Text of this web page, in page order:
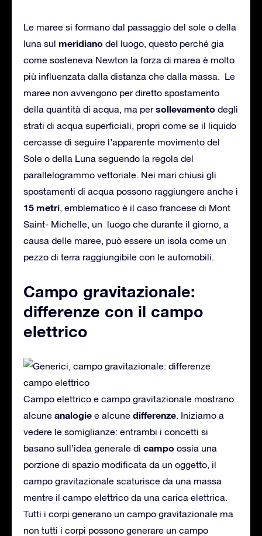
Le maree si formano dal passaggio del sole o della
luna sul meridiano del luogo, questo perché gia
come sosteneva Newton la forza di marea è molto
più influenzata dalla distanza che dalla massa. Le
maree non avvengono per diretto spostamento
della quantità di acqua, ma persollevamento degli
strati di acqua superficiali, propri come se il liquido
cercasse di seguire l’apparente movimento del
Sole o della Luna seguendo la regola del
parallelogrammo vettoriale. Nei mari chiusi gli
spostamenti di acqua possono raggiungere anche i
15 metri, emblematico è il caso francese di Mont
Saint- Michelle, un luogo che durante il giorno, a
causa delle maree, può essere un isola come un
pezzo di terra raggiungibile con le automobili.
Campo gravitazionale:
differenze con il campo
elettrico
Campo elettrico e campo gravitazionale mostrano
alcune analogie e alcune differenze. Iniziamo a
vedere le somiglianze: entrambi i concetti si
basano sull’idea generale di campo ossia una
porzione di spazio modificata da un oggetto, il
campo gravitazionale scaturisce da una massa
mentre il campo elettrico da una carica elettrica.
Tutti i corpi generano un campo gravitazionale ma
non tutti i corpi possono generare un campo